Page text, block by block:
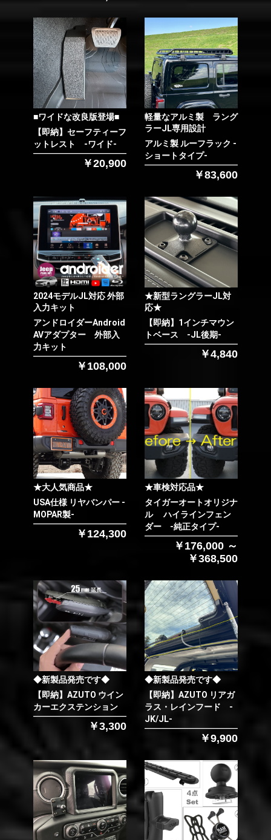
お買い物を続ける カートへ進む
■ワイドな改良版登場■
【即納】セーフティーフ
ットレスト -ワイド-
￥20,900
軽量なアルミ製 ラング
ラーJL専用設計
アルミ製 ルーフラック -
ショートタイプ-
￥83,600
2024モデルJL対応 外部
入力キット
アンドロイダーAndroid
AVアダプター 外部入
力キット
￥108,000
★新型ラングラーJL対
応★
【即納】1インチマウン
トベース -JL後期-
￥4,840
★大人気商品★
USA仕様 リヤバンパー -
MOPAR製-
￥124,300
★車検対応品★
タイガーオートオリジナ
ル ハイラインフェン
ダー -純正タイプ-
￥176,000 ～
￥368,500
◆新製品発売です◆
【即納】AZUTO ウイン
カーエクステンション
￥3,300
◆新製品発売です◆
【即納】AZUTO リアガ
ラス・レインフード -
JK/JL-
￥9,900